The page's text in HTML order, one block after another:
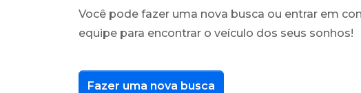
Você pode fazer uma nova busca ou entrar em
equipe para encontrar o veículo dos seus sonhos!
Fazer uma nova busca